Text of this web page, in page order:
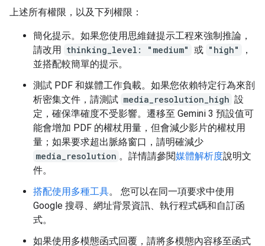
上述所有權限，以及下列權限：
簡化提示。如果您使用思維鏈提示工程來強制推論，
請改用 thinking_level: "medium" 或 "high"
，
並搭配較簡單的提示。
測試 PDF 和媒體工作負載。如果您依賴特定行為來剖
析密集文件，請測試 media_resolution_high 設
定，確保準確度不受影響。遷移至 Gemini 3 預設值可
能會增加 PDF 的權杖用量，但會減少影片的權杖用
量；如果要求超出脈絡窗口，請明確減少
media_resolution 。詳情請參閱媒體解析度說明文
件。
搭配使用多種工具。 您可以在同一項要求中使用
Google 搜尋、網址背景資訊、執行程式碼和自訂函
式。
如果使用多模態函式回覆，請將多模態內容移至函式